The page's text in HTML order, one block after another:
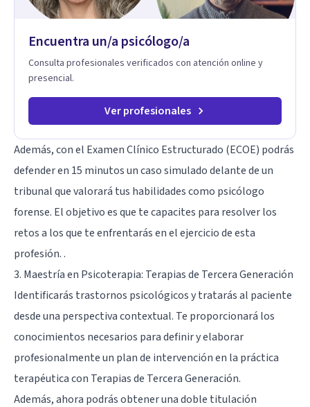
Tratamiento de Traumas y Trastornos de Estrés
a superar experiencias traumáticas y mejorar tu calidad de
vida. Tratamiento de Adicciones.
Encuentra un/a psicólogo/a
Consulta profesionales verificados con atención online y
presencial.
Ver profesionales
Además, con el Examen Clínico Estructurado (ECOE) podrás
defender en 15 minutos un caso simulado delante de un
tribunal que valorará tus habilidades como psicólogo
forense. El objetivo es que te capacites para resolver los
retos a los que te enfrentarás en el ejercicio de esta
profesión. .
3. Maestría en Psicoterapia: Terapias de Tercera Generación
Identificarás trastornos psicológicos y tratarás al paciente
desde una perspectiva contextual. Te proporcionará los
conocimientos necesarios para definir y elaborar
profesionalmente un plan de intervención en la práctica
terapéutica con Terapias de Tercera Generación.
Además, ahora podrás obtener una doble titulación